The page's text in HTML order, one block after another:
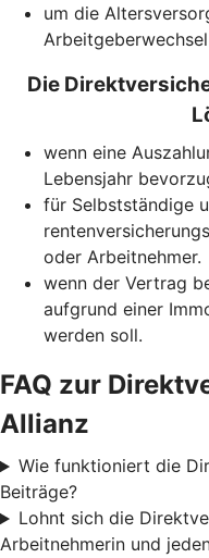
um die
Die
wenn eine
Lebensjahr
für Selbstständige
oder Arbeitnehmer.
wenn der Vertrag
aufgrund einer
werden soll.
FAQ zur
Allianz
Wie funktioniert die
Beiträge?
Lohnt sich die
Arbeitnehmerin und